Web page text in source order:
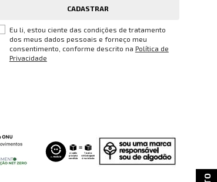
CADASTRAR
Eu li, estou ciente das condições de tratamento
dos meus dados pessoais e forneço meu
consentimento, conforme descrito na Política de
Privacidade